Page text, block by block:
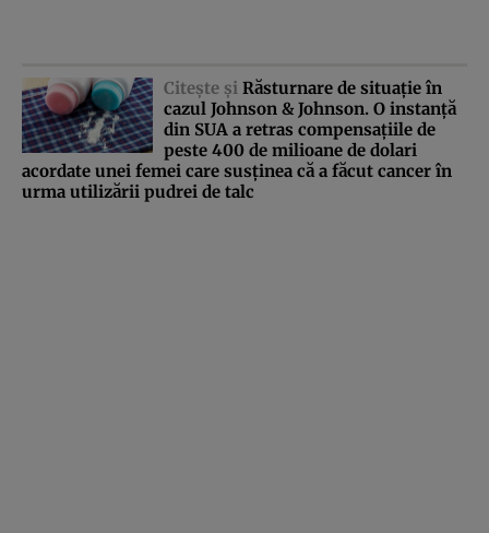
Citeşte şi Răsturnare de situaţie în
cazul Johnson & Johnson. O instanţă
din SUA a retras compensaţiile de
peste 400 de milioane de dolari
acordate unei femei care susţinea că a făcut cancer în
urma utilizării pudrei de talc